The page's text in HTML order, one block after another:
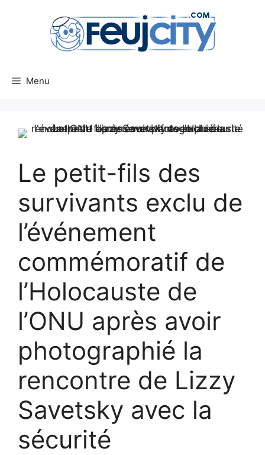
Menu
Le petit-fils des
survivants exclu de
l’événement
commémoratif de
l’Holocauste de
l’ONU après avoir
photographié la
rencontre de Lizzy
Savetsky avec la
sécurité